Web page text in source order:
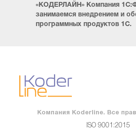
«КОДЕРЛАЙН» Компания
занимаемся внедрением и
программных продуктов 1С.
Компания Koderline. Все
ISO 9001:2015